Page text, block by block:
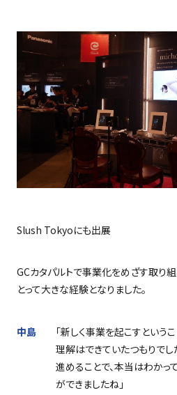
Slush Tokyoにも出展
GCカタパルトで事業化をめざす取り組
とって大きな経験となりました。
中島
「新しく事業を起こすという
理解はできていたつもりでし
進めることで、本当はわかっ
ができましたね」